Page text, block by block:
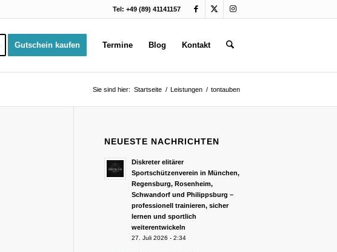
Tel: +49 (89) 41141157
Gutschein kaufen Termine Blog Kontakt
Sie sind hier: Startseite / Leistungen / tontauben
NEUESTE NACHRICHTEN
Diskreter elitärer
Sportschützenverein in München,
Regensburg, Rosenheim,
Schwandorf und Philippsburg –
professionell trainieren, sicher
lernen und sportlich
weiterentwickeln
27. Juli 2026 - 2:34